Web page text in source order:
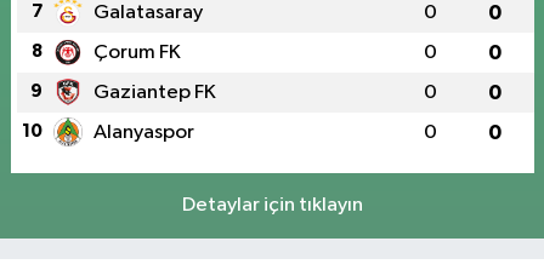
7 Galatasaray 0 0
8 Çorum FK 0 0
9 Gaziantep FK 0 0
10 Alanyaspor 0 0
Detaylar için tıklayın